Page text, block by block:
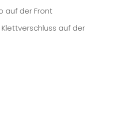
auf der Front
auf der